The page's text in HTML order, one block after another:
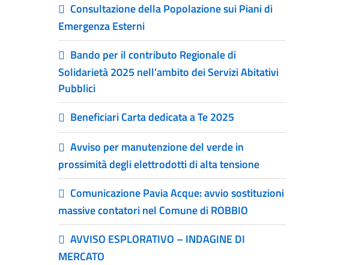
Consultazione della Popolazione sui Piani di
Emergenza Esterni
Bando per il contributo Regionale di
Solidarietà 2025 nell’ambito dei Servizi Abitativi
Pubblici
Beneficiari Carta dedicata a Te 2025
Avviso per manutenzione del verde in
prossimità degli elettrodotti di alta tensione
Comunicazione Pavia Acque: avvio sostituzioni
massive contatori nel Comune di ROBBIO
AVVISO ESPLORATIVO – INDAGINE DI
MERCATO